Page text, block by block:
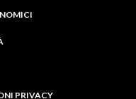
PRIVACY